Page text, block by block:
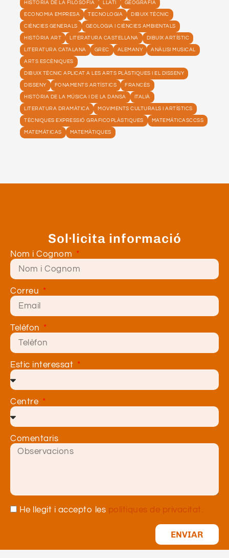
HISTÒRIA DE LA FILOSOFIA LLATÍ GEOGRAFIA
ECONOMIA EMPRESA TECNOLOGIA DIBUIX TÈCNIC
CIÈNCIES GENERALS GEOLOGIA I CIÈNCIES AMBIENTALS
HISTÒRIA ART LITERATURA CASTELLANA DIBUIX ARTÍSTIC
LITERATURA CATALANA GREC ALEMANY ANÀLISI MUSICAL
ARTS ESCÈNIQUES
DIBUIX TÈCNIC APLICAT A LES ARTS PLÀSTIQUES I EL DISSENY
DISSENY FONAMENTS ARTÍSTICS FRANCÈS
HISTÒRIA DE LA MÚSICA I DE LA DANSA ITALIÀ
LITERATURA DRAMÀTICA MOVIMENTS CULTURALS I ARTÍSTICS
TÈCNIQUES EXPRESSIÓ GRAFICOPLÀSTIQUES MATEMÁTICASCCSS
MATEMÁTICAS MATEMÀTIQUES
Sol·licita informació
Nom i Cognom
Correu
Telèfon
Estic interessat
Centre
Comentaris
He llegit i accepto les polítiques de privacitat.
ENVIAR